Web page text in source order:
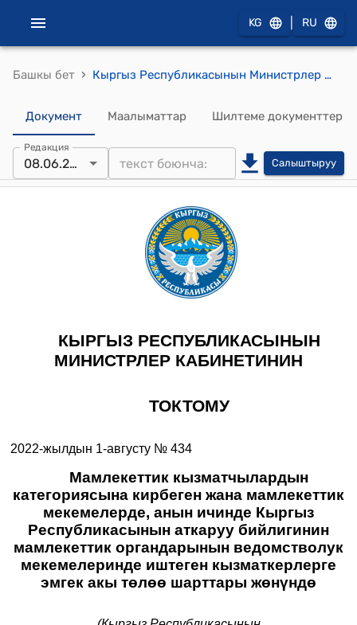
KG RU
Башкы бет › Кыргыз Республикасынын Министрлер Кабинетинин 2022-жылдын 1-августундагы № 434 "Мамлекеттик кызматчылардын категориясына кирбеген жана мамлекеттик мекемелерде, анын ичинде Кыргыз Республикасынын аткаруу бийлигинин мамлекеттик органдарынын ведомстволук мекемелеринде иштеген кызматкерлерге эмгек акы төлөө шарттары жөнүндө" токтому
Документ Маалыматтар Шилтеме документтер
Редакция
08.06.2026 Салыштыруу